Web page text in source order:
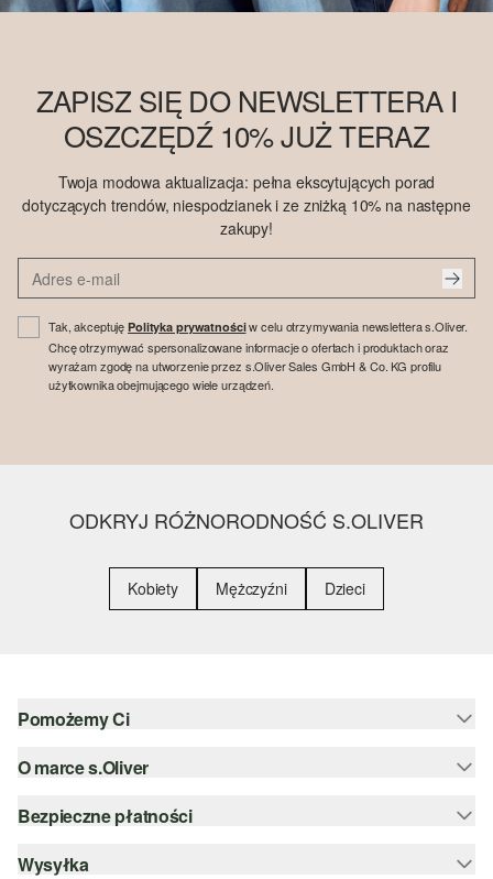
ZAPISZ SIĘ DO NEWSLETTERA I
OSZCZĘDŹ 10% JUŻ TERAZ
Twoja modowa aktualizacja: pełna ekscytujących porad
dotyczących trendów, niespodzianek i ze zniżką 10% na następne
zakupy!
Tak, akceptujęPolityka prywatnościw celu otrzymywania newslettera s.Oliver.
Chcę otrzymywać spersonalizowane informacje o ofertach i produktach oraz
wyrażam zgodę na utworzenie przez s.Oliver Sales GmbH & Co. KG profilu
użytkownika obejmującego wiele urządzeń.
ODKRYJ RÓŻNORODNOŚĆ S.OLIVER
Kobiety Mężczyźni Dzieci
Pomożemy Ci
Pomoc i FAQ
Porady dotyczące rozmiarów
O marce s.Oliver
Newsletter
Bezpieczne płatności
PayPal
Wysyłka